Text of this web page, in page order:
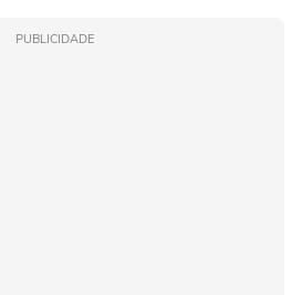
PUBLICIDADE